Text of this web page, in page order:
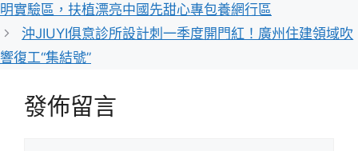
明實驗區，扶植漂亮中國先甜心專包養網行區
沖JIUYI俱意診所設計刺一季度開門紅！廣州住建領域吹
響復工“集結號”
發佈留言